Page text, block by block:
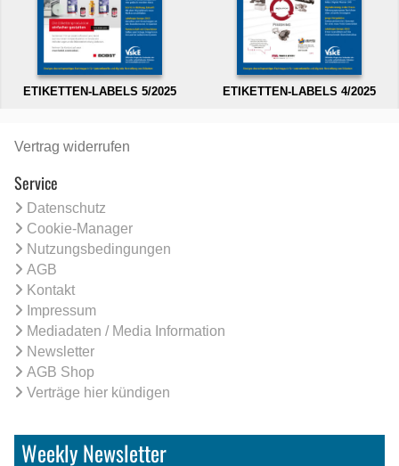
ETIKETTEN-LABELS 5/2025 ETIKETTEN-LABELS 4/2025
Vertrag widerrufen
Service
Datenschutz
Cookie-Manager
Nutzungsbedingungen
AGB
Kontakt
Impressum
Mediadaten / Media Information
Newsletter
AGB Shop
Verträge hier kündigen
Weekly Newsletter